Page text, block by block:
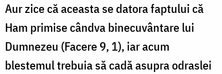
Aur zice că aceasta se datora faptului că
Ham primise cândva binecuvântare lui
Dumnezeu (Facere 9, 1), iar acum
blestemul trebuia să cadă asupra odraslei